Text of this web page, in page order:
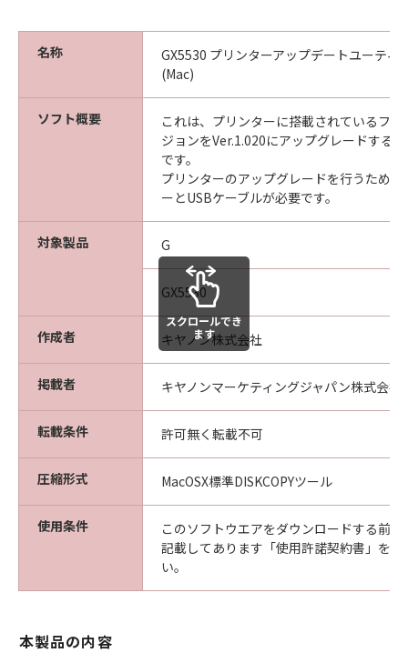
名称
GX5530 プリンターアップデートユーティ
(Mac)
ソフト概要
これは、プリンターに搭載されているフ
ジョンをVer.1.020にアップグレードする
です。
プリンターのアップグレードを行うため
ーとUSBケーブルが必要です。
対象製品 G
GX5530
作成者 キヤノン株式会社
掲載者 キヤノンマーケティングジャパン株式会社
転載条件 許可無く転載不可
圧縮形式 MacOSX標準DISKCOPYツール
使用条件
このソフトウエアをダウンロードする前
記載してあります「使用許諾契約書」を
い。
スクロールでき
ます
本製品の内容